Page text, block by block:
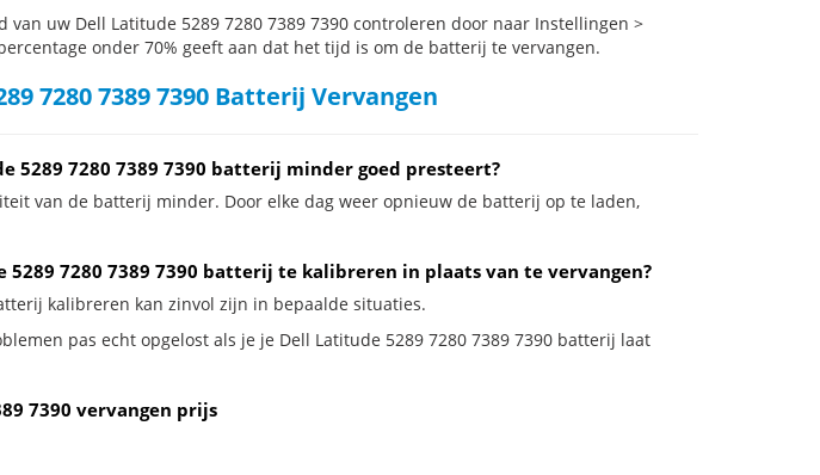
uw Dell Latitude 5289 7280 7389 7390 controleren door naar Instellingen >
onder 70% geeft aan dat het tijd is om de batterij te vervangen.
7280 7389 7390 Batterij Vervangen
5289 7280 7389 7390 batterij minder goed presteert?
van de batterij minder. Door elke dag weer opnieuw de batterij op te laden,
7280 7389 7390 batterij te kalibreren in plaats van te vervangen?
kalibreren kan zinvol zijn in bepaalde situaties.
pas echt opgelost als je je Dell Latitude 5289 7280 7389 7390 batterij laat
7390 vervangen prijs